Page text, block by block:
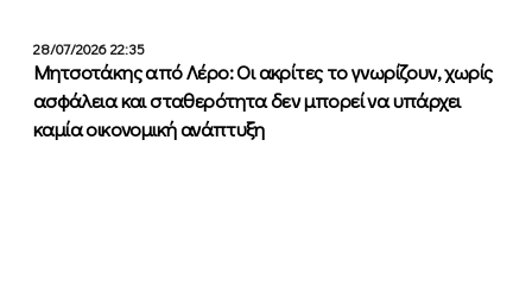
28/07/2026 22:35
Μητσοτάκης από Λέρο: Οι ακρίτες το γνωρίζουν, χωρίς
ασφάλεια και σταθερότητα δεν μπορεί να υπάρχει
καμία οικονομική ανάπτυξη